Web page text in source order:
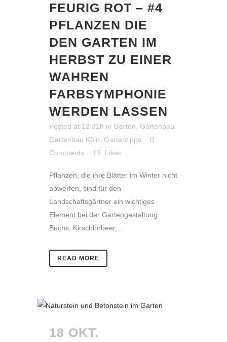
FEURIG ROT – #4
PFLANZEN DIE
DEN GARTEN IM
HERBST ZU EINER
WAHREN
FARBSYMPHONIE
WERDEN LASSEN
Posted at 12:31h in Garten Gartenbau
Gartenbau Köln
Gartentipps
0
Comments
13 Likes
Pflanzen, die ihre Blätter im Winter nicht
abwerfen, sind für den
Landschaftsgärtner ein wichtiges
Element bei der Gartengestaltung.
Buchs, Kirschlorbeer,...
READ MORE
18 OKT.